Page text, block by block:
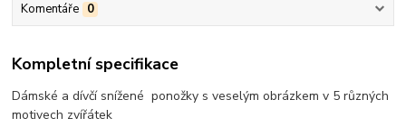
Komentáře 0
Kompletní specifikace
Dámské a dívčí snížené ponožky s veselým obrázkem v 5 různých
motivech zvířátek